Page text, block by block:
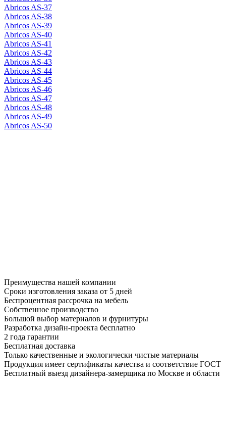
Abricos AS-37
Abricos AS-38
Abricos AS-39
Abricos AS-40
Abricos AS-41
Abricos AS-42
Abricos AS-43
Abricos AS-44
Abricos AS-45
Abricos AS-46
Abricos AS-47
Abricos AS-48
Abricos AS-49
Abricos AS-50
Преимущества нашей компании
Сроки изготовления заказа от 5 дней
Беспроцентная рассрочка на мебель
Собственное производство
Большой выбор материалов и фурнитуры
Разработка дизайн-проекта бесплатно
2 года гарантии
Бесплатная доставка
Только качественные и экологически чистые материалы
Продукция имеет сертификаты качества и соответствие ГОСТ
Бесплатный выезд дизайнера-замерщика по Москве и области